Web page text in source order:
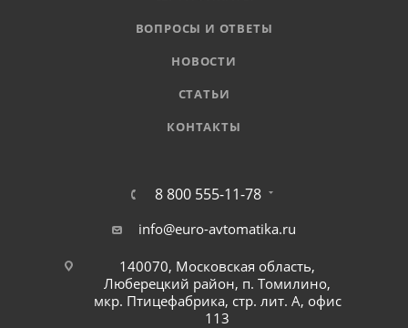
ВОПРОСЫ И ОТВЕТЫ
НОВОСТИ
СТАТЬИ
КОНТАКТЫ
8 800 555-11-78
info@euro-avtomatika.ru
140070, Московская область,
Люберецкий район, п. Томилино,
мкр. Птицефабрика, стр. лит. А, офис
113